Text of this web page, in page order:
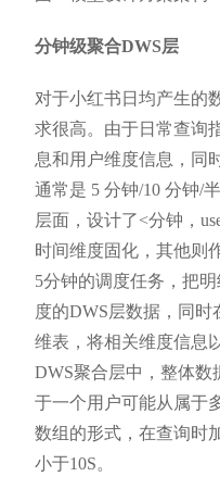
分钟级聚合DWS层
对于小红书日均产生的
求很高。由于日常查询
息和用户维度信息，同
通常是 5 分钟/10 分钟/
层面，设计了<分钟，
时间维度固化，其他则
5分钟的调度任务，把
度的DWS层数据，同
维表，将相关维度信息
DWS聚合层中，整体数
于一个用户可能从属于
数组的形式，在查询时
小于10S。